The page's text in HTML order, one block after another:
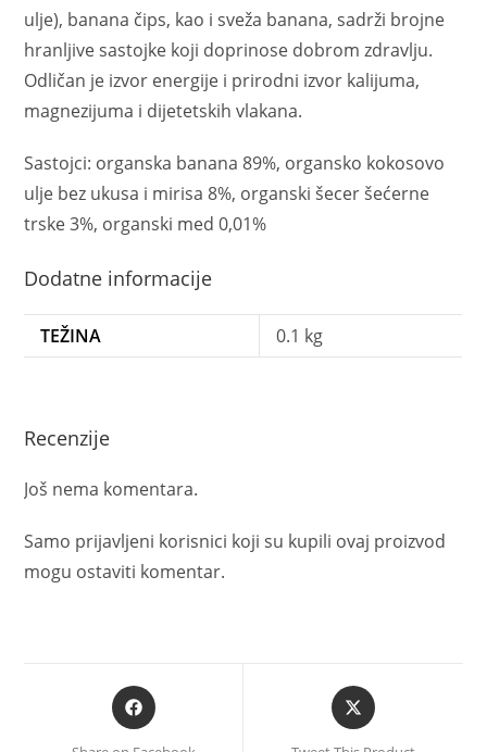
ulje), banana čips, kao i sveža banana, sadrži brojne
hranljive sastojke koji doprinose dobrom zdravlju.
Odličan je izvor energije i prirodni izvor kalijuma,
magnezijuma i dijetetskih vlakana.
Sastojci: organska banana 89%, organsko kokosovo
ulje bez ukusa i mirisa 8%, organski šecer šećerne
trske 3%, organski med 0,01%
Dodatne informacije
TEŽINA 0.1 kg
Recenzije
Još nema komentara.
Samo prijavljeni korisnici koji su kupili ovaj proizvod
mogu ostaviti komentar.